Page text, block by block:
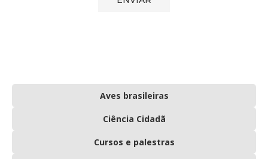
Aves brasileiras
Ciência Cidadã
Cursos e palestras